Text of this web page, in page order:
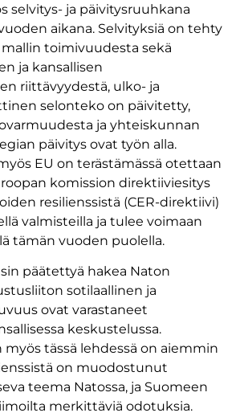
selvitys- ja päivitysruuhkana
aikana. Selvityksiä on tehty
toimivuudesta sekä
ja kansallisen
riittävyydestä, ulko- ja
selonteko on päivitetty,
ja yhteiskunnan
päivitys ovat työn alla.
EU on terästämässä otettaan
komission direktiiviesitys
resilienssistä (CER-direktiivi)
valmisteilla ja tulee voimaan
tämän vuoden puolella.
päätettyä hakea Naton
sotilaallinen ja
ovat varastaneet
keskustelussa.
tässä lehdessä on aiemmin
on muodostunut
teema Natossa, ja Suomeen
merkittäviä odotuksia.